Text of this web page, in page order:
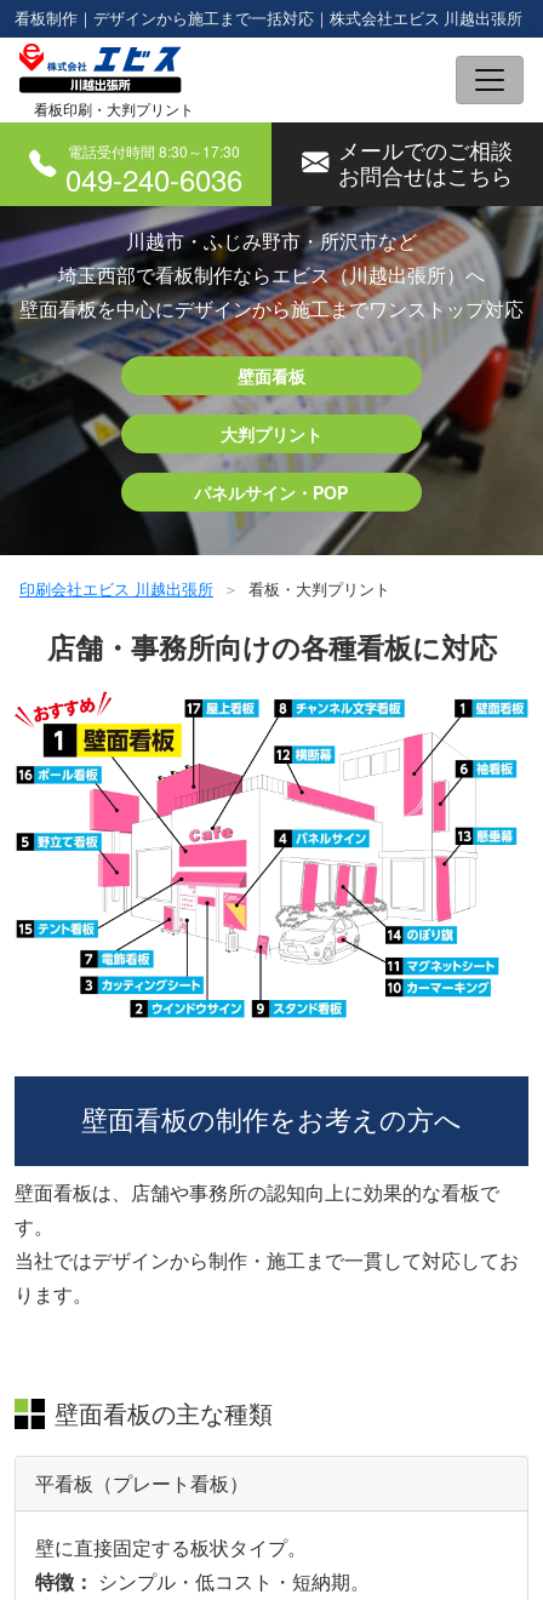
コ
ン
キ
ッ
プ
看板制作｜デザインから施工まで一括対応｜株式会社エビス 川越出張所
看板印刷・大判プリント
電話受付時間 8:30～17:30
049-240-6036
メールでのご相談
お問合せはこちら
川越市・ふじみ野市・所沢市など
埼玉西部で看板制作ならエビス（川越出張所）へ
壁面看板を中心にデザインから施工までワンストップ対応
壁面看板
大判プリント
パネルサイン・POP
印刷会社エビス 川越出張所 看板・大判プリント
店舗・事務所向けの各種看板に対応
壁面看板の制作をお考えの方へ
壁面看板は、店舗や事務所の認知向上に効果的な看板で
す。
当社ではデザインから制作・施工まで一貫して対応してお
ります。
壁面看板の主な種類
平看板（プレート看板）
壁に直接固定する板状タイプ。
特徴： シンプル・低コスト・短納期。